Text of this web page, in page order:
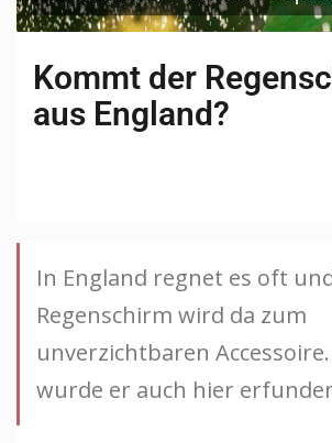
Kommt der
aus England?
In England regnet es oft
Regenschirm wird da zum
unverzichtbaren
wurde er auch hier